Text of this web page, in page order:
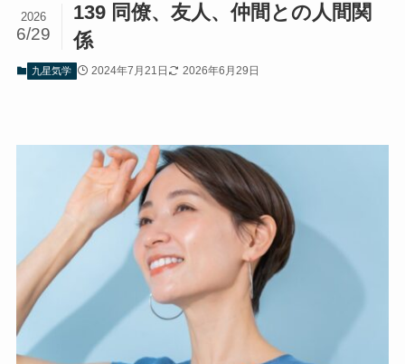
139 同僚、友人、仲間との人間関
係
2026
6/29
九星気学 2024年7月21日 2026年6月29日